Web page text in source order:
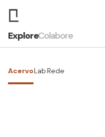
ExploreColabore
AcervoLab Rede